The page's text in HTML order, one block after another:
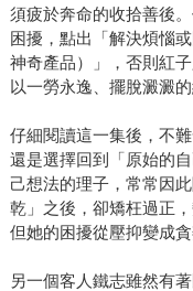
須疲於奔命的收拾善後
困擾，點出「解決煩惱
神奇產品）」，否則紅
以一勞永逸、擺脫澱澱
仔細閱讀這一集後，不
還是選擇回到「原始的
己想法的理子，常常因
乾」之後，卻矯枉過正
但她的困擾從壓抑變成
另一個客人鐵志雖然有